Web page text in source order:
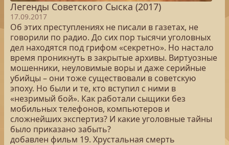
Легенды Советского Сыска (2017)
17.09.2017
Об этих преступлениях не писали в газетах, не
говорили по радио. До сих пор тысячи уголовных
дел находятся под грифом «секретно». Но настало
время проникнуть в закрытые архивы. Виртуозные
мошенники, неуловимые воры и даже серийные
убийцы – они тоже существовали в советскую
эпоху. Но были и те, кто вступил с ними в
«незримый бой». Как работали сыщики без
мобильных телефонов, компьютеров и
сложнейших экспертиз? И какие уголовные тайны
было приказано забыть?
добавлен фильм 19. Хрустальная смерть